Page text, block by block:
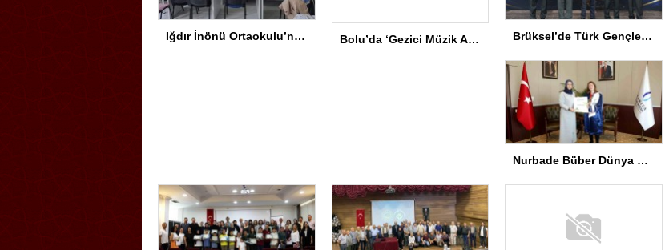
Iğdır İnönü Ortaokulu’nda Başarının Arkasında Güçlü Yönetim ve Özverili Eğitim Kadrosu Bulunuyor Bolu’da ‘Gezici Müzik Atölyesi’ Gala Programı Brüksel’de Türk Gençler İçin Diplomasi Programı
Nurbade Büber Dünya Şampiyonu